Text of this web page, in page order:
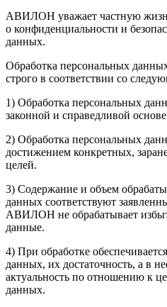
АВИЛОН уважает частную
о конфиденциальности и
данных.
Обработка персональных
строго в соответствии со
1) Обработка персональных
законной и справедливой
2) Обработка персональных
достижением конкретных,
целей.
3) Содержание и объем
данных соответствуют
АВИЛОН не обрабатывает
данные.
4) При обработке
данных, их достаточность, а в
актуальность по отношению к
данных.